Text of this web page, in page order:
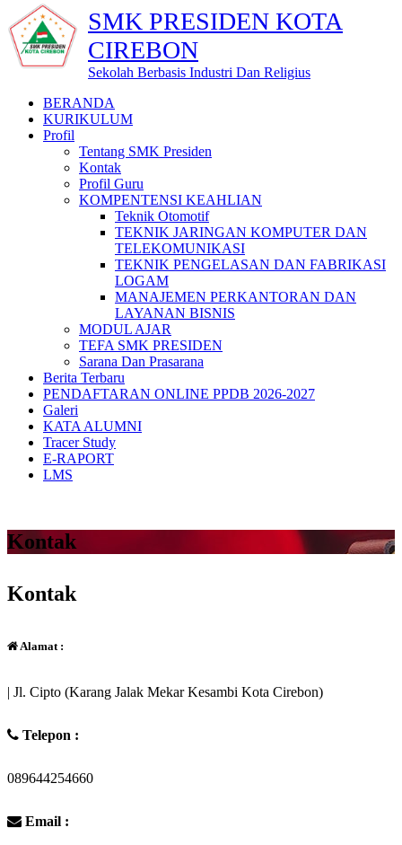
SMK PRESIDEN KOTA
CIREBON
Sekolah Berbasis Industri Dan Religius
BERANDA
KURIKULUM
Profil
Tentang SMK Presiden
Kontak
Profil Guru
KOMPENTENSI KEAHLIAN
Teknik Otomotif
TEKNIK JARINGAN KOMPUTER DAN
TELEKOMUNIKASI
TEKNIK PENGELASAN DAN FABRIKASI
LOGAM
MANAJEMEN PERKANTORAN DAN
LAYANAN BISNIS
MODUL AJAR
TEFA SMK PRESIDEN
Sarana Dan Prasarana
Berita Terbaru
PENDAFTARAN ONLINE PPDB 2026-2027
Galeri
KATA ALUMNI
Tracer Study
E-RAPORT
LMS
Kontak
Kontak
Alamat :
| Jl. Cipto (Karang Jalak Mekar Kesambi Kota Cirebon)
Telepon :
089644254660
Email :